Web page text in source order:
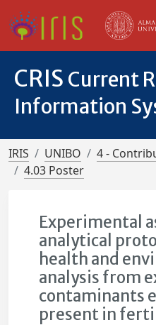
CRIS Current
Information
IRIS UNIBO
4 -
4.03 Poster
Experimental
analytical
health and
analysis from
contaminants
present in